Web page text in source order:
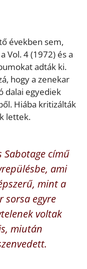
években sem,
Vol. 4 (1972) és a
adták ki.
hogy a zenekar
dalai egyediek
Hiába kritizálták
lettek.
Sabotage című
ami
mint a
sorsa egyre
voltak
miután